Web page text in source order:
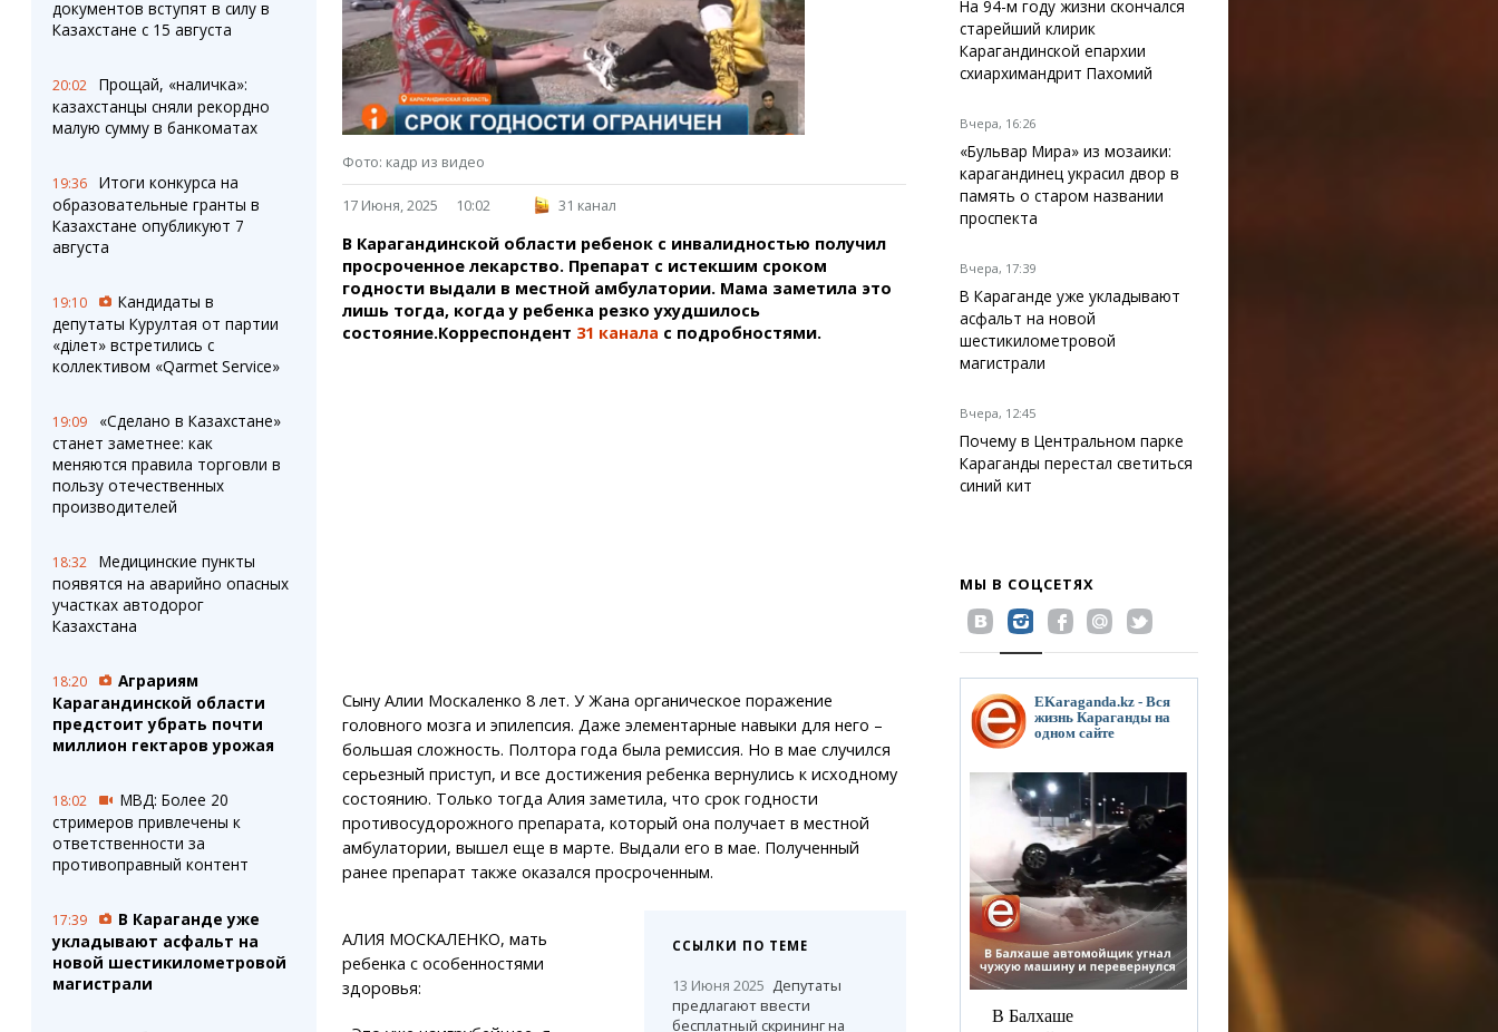
Штрихи
Фотокомиксы
Ешкин гороскоп
Пробки
Карта Караганды
Организации
Мой участковый
Перекрытие дорог
Темиртау
Балхаш
Жезказган
Фото
Видео
3D-тур
Сервисы
Переводчик
Экстренные службы
Каталог компаний
Купить шины, легко!
документов вступят в силу в
Казахстане с 15 августа
20:02
Прощай, «наличка»:
казахстанцы сняли рекордно
малую сумму в банкоматах
19:36
Итоги конкурса на
образовательные гранты в
Казахстане опубликуют 7
августа
19:10
Кандидаты в
депутаты Курултая от партии
«Әділет» встретились с
коллективом «Qarmet Service»
19:09
«Сделано в Казахстане»
станет заметнее: как
меняются правила торговли в
пользу отечественных
производителей
18:32
Медицинские пункты
появятся на аварийно опасных
участках автодорог
Казахстана
18:20
Аграриям
Карагандинской области
предстоит убрать почти
миллион гектаров урожая
18:02
МВД: Более 20
стримеров привлечены к
ответственности за
противоправный контент
17:39
В Караганде уже
укладывают асфальт на
новой шестикилометровой
магистрали
Фото: кадр из видео
17 Июня, 2025 10:02 31 канал
В Карагандинской области ребенок с инвалидностью получил
просроченное лекарство. Препарат с истекшим сроком
годности выдали в местной амбулатории. Мама заметила это
лишь тогда, когда у ребенка резко ухудшилось
состояние.Корреспондент 31 канала с подробностями.
Сыну Алии Москаленко 8 лет. У Жана органическое поражение
головного мозга и эпилепсия. Даже элементарные навыки для него –
большая сложность. Полтора года была ремиссия. Но в мае случился
серьезный приступ, и все достижения ребенка вернулись к исходному
состоянию. Только тогда Алия заметила, что срок годности
противосудорожного препарата, который она получает в местной
амбулатории, вышел еще в марте. Выдали его в мае. Полученный
ранее препарат также оказался просроченным.
ССЫЛКИ ПО ТЕМЕ
13 Июня 2025 Депутаты
предлагают ввести
бесплатный скрининг на
АЛИЯ МОСКАЛЕНКО, мать
ребенка с особенностями
здоровья:
На 94-м году жизни скончался
старейший клирик
Карагандинской епархии
схиархимандрит Пахомий
Вчера, 16:26
«Бульвар Мира» из мозаики:
карагандинец украсил двор в
память о старом названии
проспекта
Вчера, 17:39
В Караганде уже укладывают
асфальт на новой
шестикилометровой
магистрали
Вчера, 12:45
Почему в Центральном парке
Караганды перестал светиться
синий кит
МЫ В СОЦСЕТЯХ
EKaraganda.kz - Вся
жизнь Караганды на
одном сайте